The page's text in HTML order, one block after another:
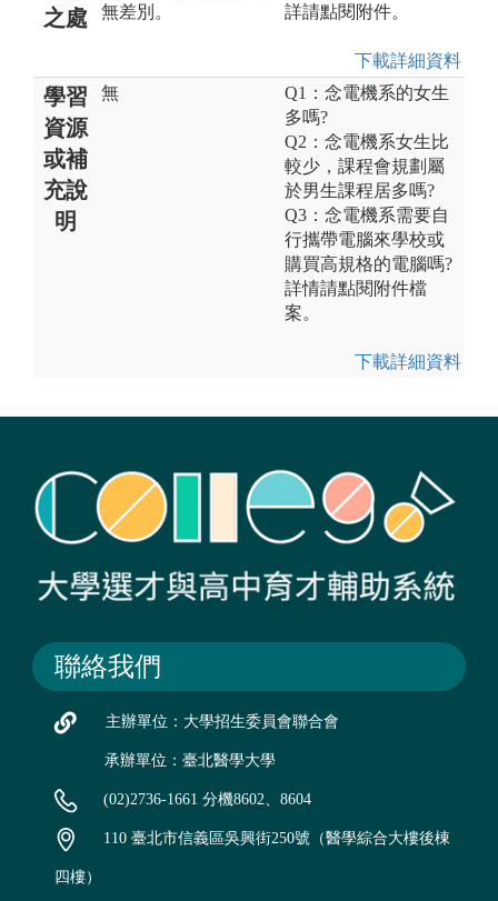
之處
無差別。
詳請點閱附件。
下載詳細資料
學習
資源
或補
充說
明
無
Q1：念電機系的女生
多嗎?
Q2：念電機系女生比
較少，課程會規劃屬
於男生課程居多嗎?
Q3：念電機系需要自
行攜帶電腦來學校或
購買高規格的電腦嗎?
詳情請點閱附件檔
案。
下載詳細資料
聯絡我們
主辦單位：大學招生委員會聯合會
承辦單位：臺北醫學大學
(02)2736-1661 分機8602、8604
110 臺北市信義區吳興街250號（醫學綜合大樓後棟
四樓）